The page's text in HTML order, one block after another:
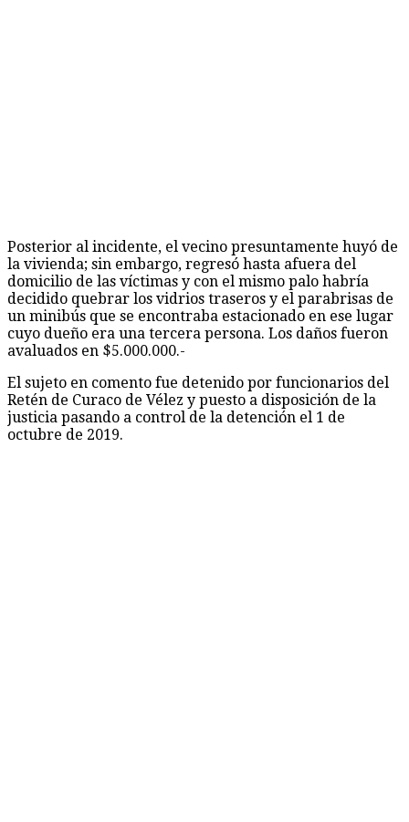
Posterior al incidente, el vecino presuntamente huyó de
la vivienda; sin embargo, regresó hasta afuera del
domicilio de las víctimas y con el mismo palo habría
decidido quebrar los vidrios traseros y el parabrisas de
un minibús que se encontraba estacionado en ese lugar
cuyo dueño era una tercera persona. Los daños fueron
avaluados en $5.000.000.-
El sujeto en comento fue detenido por funcionarios del
Retén de Curaco de Vélez y puesto a disposición de la
justicia pasando a control de la detención el 1 de
octubre de 2019.